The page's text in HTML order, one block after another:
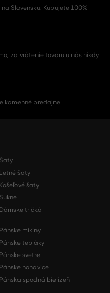
Slovensku. Kupujete 100%
za vrátenie tovaru u nás nikdy
kamenné predajne.
Šaty
Letné šaty
Košeľové šaty
Sukne
Dámske tričká
Pánske mikiny
Pánske tepláky
Pánske svetre
Pánske nohavice
Pánska spodná bielizeň